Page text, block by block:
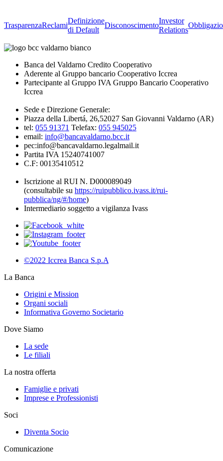
TrasparenzaReclami
Definizione
di Default
Disconoscimento
Investor
Relations
Banca del Valdarno Credito Cooperativo
Aderente al Gruppo bancario Cooperativo Iccrea
Partecipante al Gruppo IVA Gruppo Bancario Cooperativo
Iccrea
Sede e Direzione Generale:
Piazza della Libertá, 26,52027 San Giovanni Valdarno (AR)
tel: 055 91371 Telefax: 055 945025
email: info@bancavaldarno.bcc.it
pec:info@bancavaldarno.legalmail.it
Partita IVA 15240741007
C.F: 00135410512
Iscrizione al RUI N. D000089049
(consultabile su https://ruipubblico.ivass.it/rui-
pubblica/ng/#/home)
Intermediario soggetto a vigilanza Ivass
©2022 Iccrea Banca S.p.A
La Banca
Origini e Mission
Organi sociali
Informativa Governo Societario
Dove Siamo
La sede
Le filiali
La nostra offerta
Famiglie e privati
Imprese e Professionisti
Soci
Diventa Socio
Comunicazione